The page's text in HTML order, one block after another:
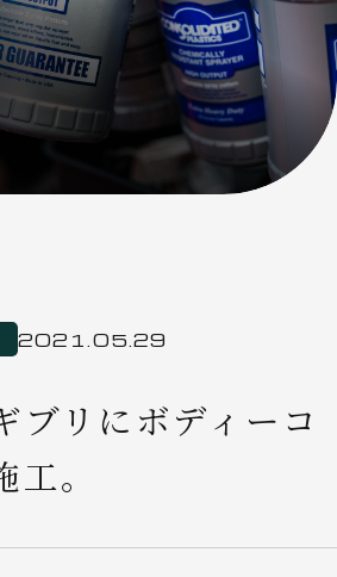
2021.05.29
ブリにボディーコ
。